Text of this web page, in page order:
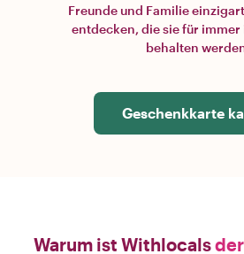
Freunde und Familie
entdecken, die sie für
behalten
Geschenkkarte
Warum ist Withlocals